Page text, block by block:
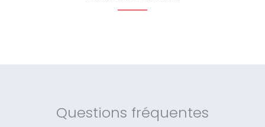
Questions fréquentes